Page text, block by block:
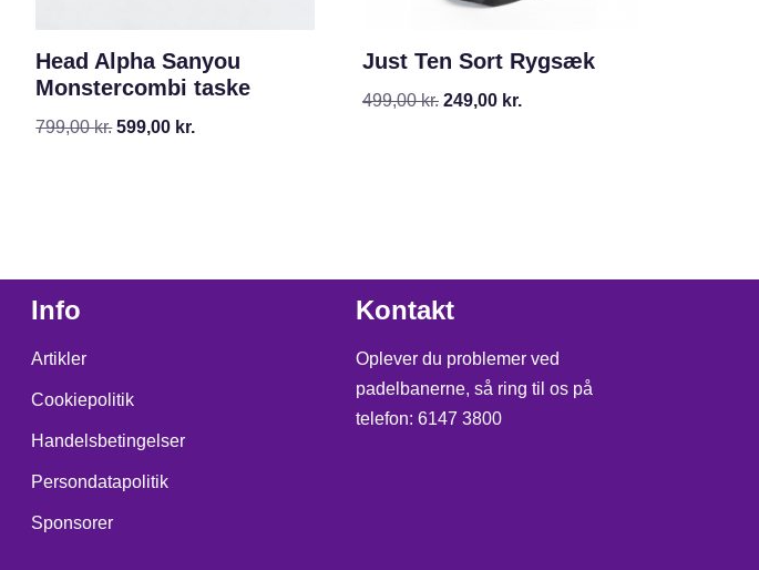
Head Alpha Sanyou
Monstercombi taske
799,00kr. 599,00 kr.
Just Ten Sort Rygsæk
499,00kr. 249,00 kr.
Info
Artikler
Cookiepolitik
Handelsbetingelser
Persondatapolitik
Sponsorer
Kontakt
Oplever du problemer ved
padelbanerne, så ring til os på
telefon: 6147 3800